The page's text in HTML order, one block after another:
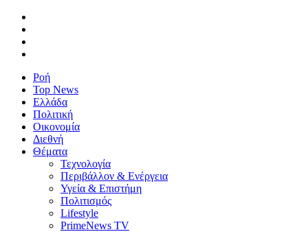
Ροή
Top News
Ελλάδα
Πολιτική
Οικονομία
Διεθνή
Θέματα
Τεχνολογία
Περιβάλλον & Ενέργεια
Υγεία & Επιστήμη
Πολιτισμός
Lifestyle
PrimeNews TV